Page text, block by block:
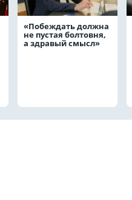
«Побеждать должна
не пустая болтовня,
а здравый смысл»